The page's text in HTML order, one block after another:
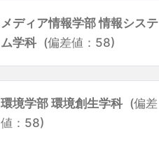
メディア情報学部 情報システ
ム学科 (偏差値：58)
環境学部 環境創生学科 (偏差
値：58)